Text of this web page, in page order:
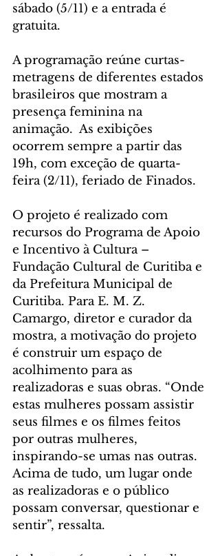
sábado (5/11) e a entrada é
gratuita.
A programação reúne curtas-
metragens de diferentes estados
brasileiros que mostram a
presença feminina na
animação.  As exibições
ocorrem sempre a partir das
19h, com exceção de quarta-
feira (2/11), feriado de Finados.
O projeto é realizado com
recursos do Programa de Apoio
e Incentivo à Cultura –
Fundação Cultural de Curitiba e
da Prefeitura Municipal de
Curitiba. Para E. M. Z.
Camargo, diretor e curador da
mostra, a motivação do projeto
é construir um espaço de
acolhimento para as
realizadoras e suas obras. “Onde
estas mulheres possam assistir
seus filmes e os filmes feitos
por outras mulheres,
inspirando-se umas nas outras.
Acima de tudo, um lugar onde
as realizadoras e o público
possam conversar, questionar e
sentir”, ressalta.